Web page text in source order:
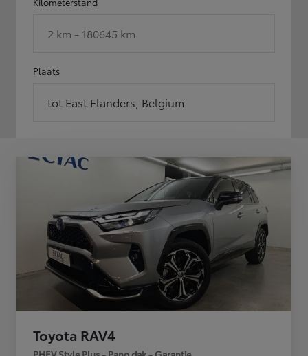
2 km - 180645 km
Plaats
tot East Flanders, Belgium
Toyota RAV4